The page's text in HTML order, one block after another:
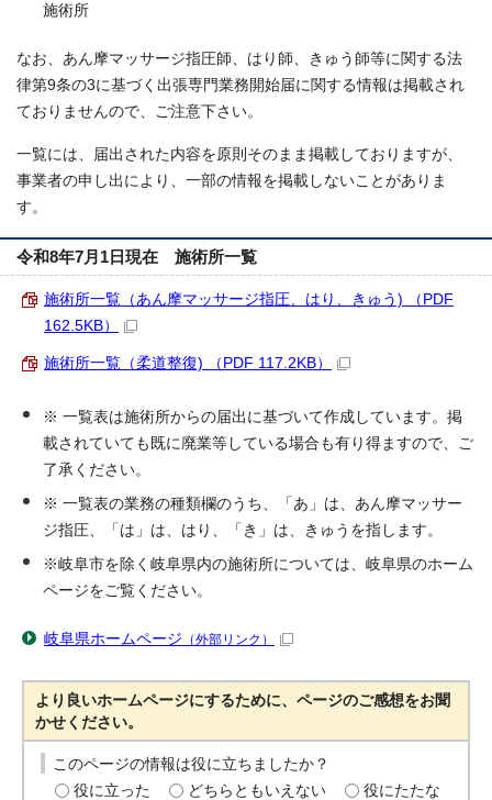
施術所
なお、あん摩マッサージ指圧師、はり師、きゅう師等に関する法
律第9条の3に基づく出張専門業務開始届に関する情報は掲載され
ておりませんので、ご注意下さい。
一覧には、届出された内容を原則そのまま掲載しておりますが、
事業者の申し出により、一部の情報を掲載しないことがありま
す。
令和8年7月1日現在 施術所一覧
施術所一覧（あん摩マッサージ指圧、はり、きゅう) （PDF
162.5KB）
施術所一覧（柔道整復) （PDF 117.2KB）
※ 一覧表は施術所からの届出に基づいて作成しています。掲
載されていても既に廃業等している場合も有り得ますので、ご
了承ください。
※ 一覧表の業務の種類欄のうち、「あ」は、あん摩マッサー
ジ指圧、「は」は、はり、「き」は、きゅうを指します。
※岐阜市を除く岐阜県内の施術所については、岐阜県のホーム
ページをご覧ください。
岐阜県ホームページ （外部リンク）
より良いホームページにするために、ページのご感想をお聞
かせください。
このページの情報は役に立ちましたか？
役に立った
どちらともいえない
役にたたな